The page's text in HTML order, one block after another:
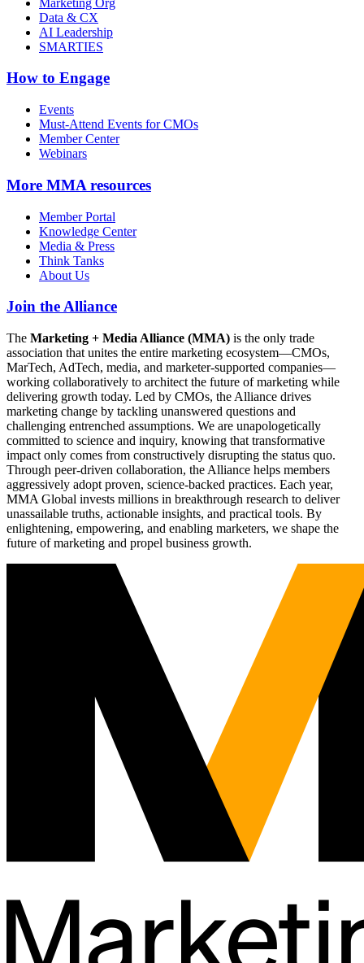
Data & CX
AI Leadership
SMARTIES
How to Engage
Events
Must-Attend Events for CMOs
Member Center
Webinars
More MMA resources
Member Portal
Knowledge Center
Media & Press
Think Tanks
About Us
Join the Alliance
The Marketing + Media Alliance (MMA) is the only trade
association that unites the entire marketing ecosystem—CMOs,
MarTech, AdTech, media, and marketer-supported companies—
working collaboratively to architect the future of marketing while
delivering growth today. Led by CMOs, the Alliance drives
marketing change by tackling unanswered questions and
challenging entrenched assumptions. We are unapologetically
committed to science and inquiry, knowing that transformative
impact only comes from constructively disrupting the status quo.
Through peer-driven collaboration, the Alliance helps members
aggressively adopt proven, science-backed practices. Each year,
MMA Global invests millions in breakthrough research to deliver
unassailable truths, actionable insights, and practical tools. By
enlightening, empowering, and enabling marketers, we shape the
future of marketing and propel business growth.